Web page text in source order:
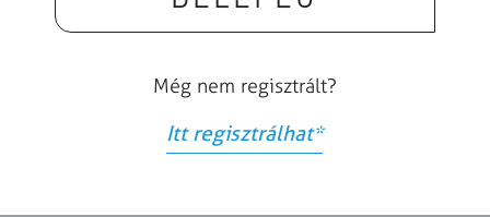
Még nem regisztrált?
Itt regisztrálhat*